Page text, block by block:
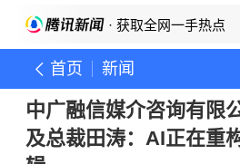
· 获取全网一手热点
首页 新闻
中广融信媒介咨询有限
及总裁田涛：AI正在重